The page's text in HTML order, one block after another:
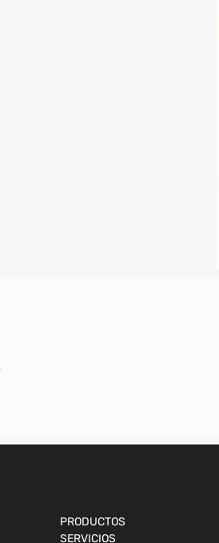
PRODUCTOS
SERVICIOS